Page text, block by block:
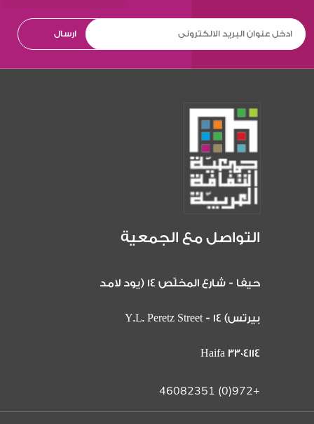
التواصل مع الجمعية
حيفا - شارع المخلّص 14 (يود لامد
بيرتس) 14 Y.L. Peretz Street -
Haifa 3304114
+972(0) 46082351